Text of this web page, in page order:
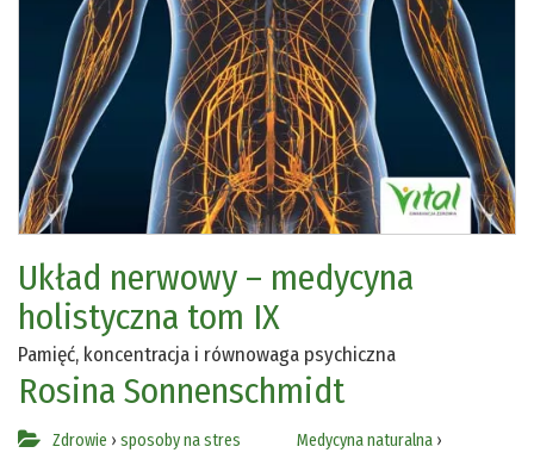
Układ nerwowy – medycyna
holistyczna tom IX
Pamięć, koncentracja i równowaga psychiczna
Rosina Sonnenschmidt
Zdrowie › sposoby na stres
Medycyna naturalna›